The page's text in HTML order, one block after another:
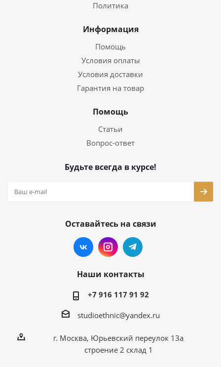
Политика
Информация
Помощь
Условия оплаты
Условия доставки
Гарантия на товар
Помощь
Статьи
Вопрос-ответ
Будьте всегда в курсе!
Оставайтесь на связи
Наши контакты
+7 916 117 91 92
studioethnic@yandex.ru
г. Москва, Юрьевский переулок 13а
строение 2 склад 1